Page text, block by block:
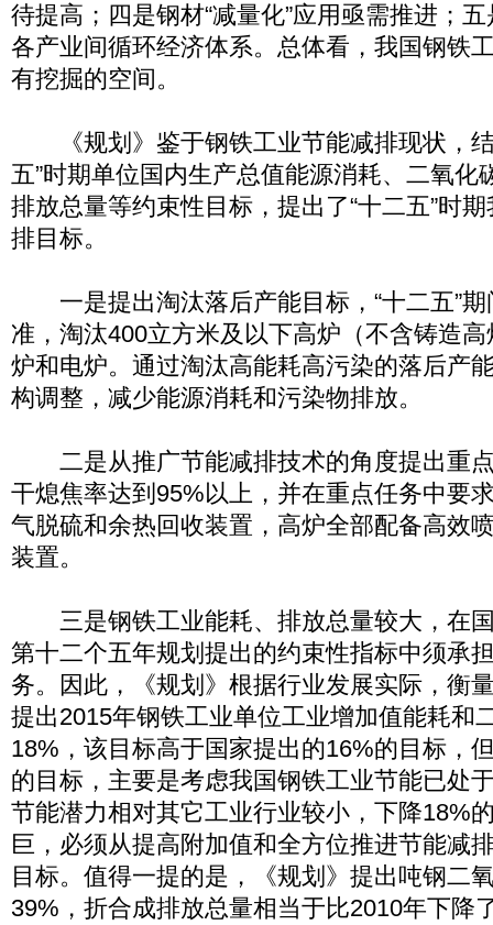
待提高；四是钢材“减量化”应用亟需推进；
各产业间循环经济体系。总体看，我国钢铁
有挖掘的空间。
《规划》鉴于钢铁工业节能减排现状，结
五”时期单位国内生产总值能源消耗、二氧化
排放总量等约束性目标，提出了“十二五”时
排目标。
一是提出淘汰落后产能目标，“十二五”期
准，淘汰400立方米及以下高炉（不含铸造
炉和电炉。通过淘汰高能耗高污染的落后产
构调整，减少能源消耗和污染物排放。
二是从推广节能减排技术的角度提出重
干熄焦率达到95%以上，并在重点任务中要
气脱硫和余热回收装置，高炉全部配备高效
装置。
三是钢铁工业能耗、排放总量较大，在
第十二个五年规划提出的约束性指标中须承
务。因此，《规划》根据行业发展实际，衡
提出2015年钢铁工业单位工业增加值能耗和
18%，该目标高于国家提出的16%的目标，
的目标，主要是考虑我国钢铁工业节能已处
节能潜力相对其它工业行业较小，下降18%
巨，必须从提高附加值和全方位推进节能减
目标。值得一提的是，《规划》提出吨钢二
39%，折合成排放总量相当于比2010年下降